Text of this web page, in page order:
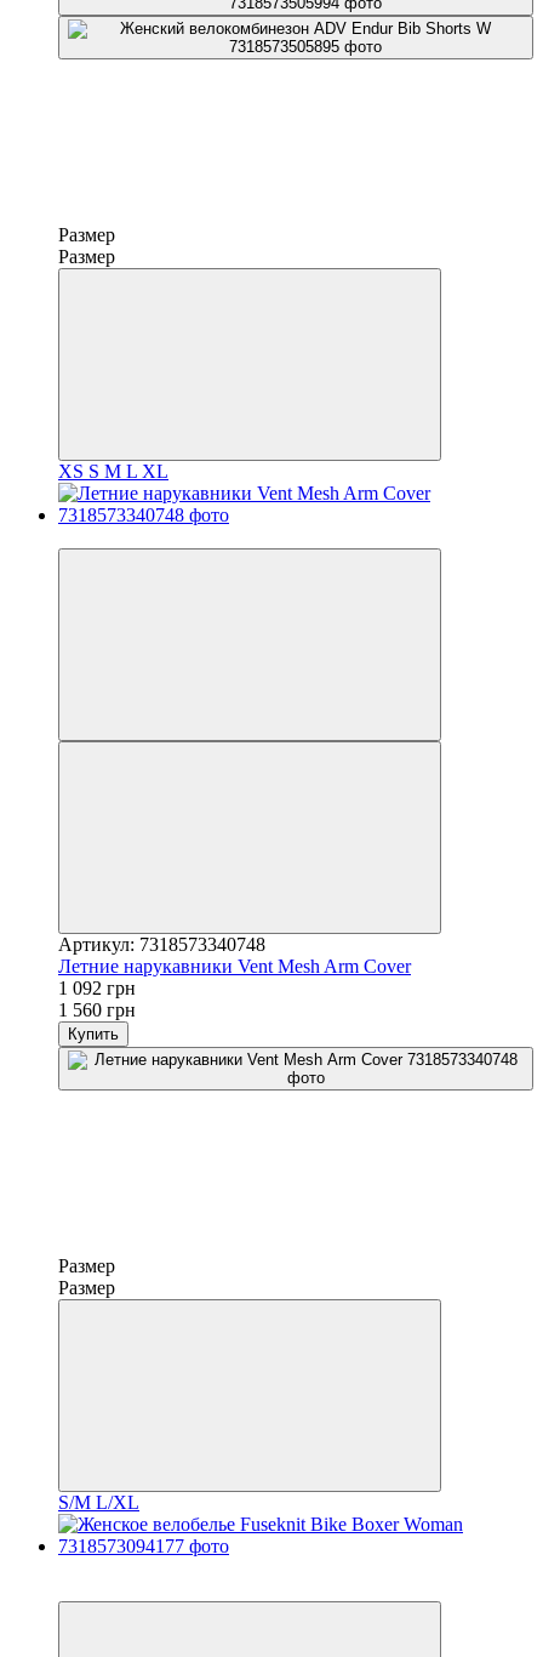
Размер
Размер
XS S M L XL
Артикул: 7318573340748
Летние нарукавники Vent Mesh Arm Cover
1 092 грн
1 560 грн
Купить
Размер
Размер
S/M L/XL